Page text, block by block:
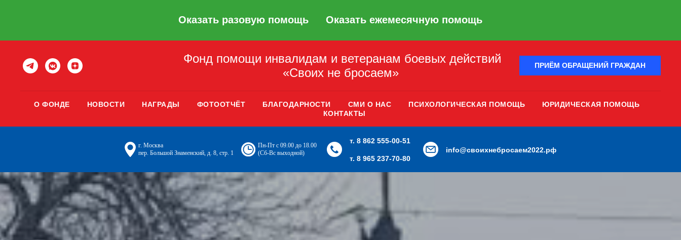
Оказать разовую помощь Оказать ежемесячную помощь
Фонд помощи инвалидам и ветеранам боевых действий
«Своих не бросаем»
ПРИЁМ ОБРАЩЕНИЙ ГРАЖДАН
О ФОНДЕ НОВОСТИ НАГРАДЫ ФОТООТЧЁТ БЛАГОДАРНОСТИ СМИ О НАС ПСИХОЛОГИЧЕСКАЯ ПОМОЩЬ
ЮРИДИЧЕСКАЯ ПОМОЩЬ
КОНТАКТЫ
г. Москва
пер. Большой Знаменский, д. 8, стр. 1
Пн-Пт с 09.00 до 18.00
(Сб-Вс выходной)
т. 8 862 555-00-51
т. 8 965 237-70-80
info@своихнебросаем2022.рф